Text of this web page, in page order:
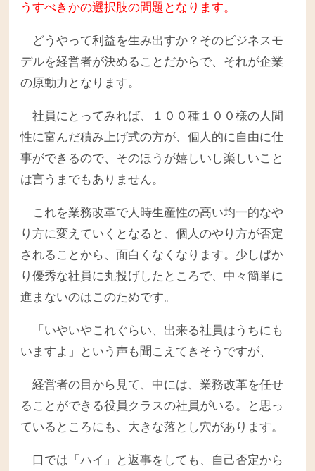
うすべきかの選択肢の問題となります。
どうやって利益を生み出すか？そのビジネスモ
デルを経営者が決めることだからで、それが企業
の原動力となります。
社員にとってみれば、１００種１００様の人間
性に富んだ積み上げ式の方が、個人的に自由に仕
事ができるので、そのほうが嬉しいし楽しいこと
は言うまでもありません。
これを業務改革で人時生産性の高い均一的なや
り方に変えていくとなると、個人のやり方が否定
されることから、面白くなくなります。少しばか
り優秀な社員に丸投げしたところで、中々簡単に
進まないのはこのためです。
「いやいやこれぐらい、出来る社員はうちにも
いますよ」という声も聞こえてきそうですが、
経営者の目から見て、中には、業務改革を任せ
ることができる役員クラスの社員がいる。と思っ
ているところにも、大きな落とし穴があります。
口では「ハイ」と返事をしても、自己否定から